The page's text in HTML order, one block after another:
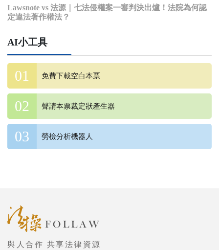
Lawsnote vs 法源｜七法侵權案一審判決出爐！法院為何認
定違法著作權法？
AI小工具
免費下載空白本票
聲請本票裁定狀產生器
勞檢分析機器人
與人合作 共享法律資源